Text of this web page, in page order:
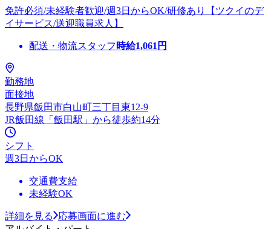
免許必須/未経験者歓迎/週3日からOK/研修あり【ツクイのデ
イサービス/送迎職員求人】
配送・物流スタッフ 時給1,061 円
勤務地
面接地
長野県飯田市白山町三丁目東12-9
JR飯田線「飯田駅」から徒歩約14分
シフト
週3日からOK
交通費支給
未経験OK
詳細を見る
応募画面に進む